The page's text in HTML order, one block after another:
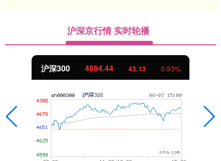
沪深京行情 实时轮播
沪深300 4694.44 43.13 0.93%